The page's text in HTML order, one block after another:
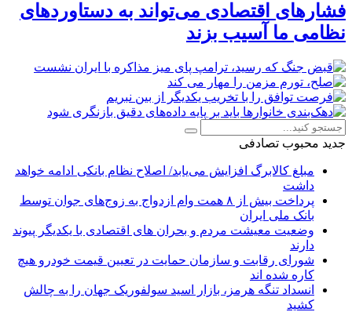
فشارهای اقتصادی می‌تواند به دستاوردهای
نظامی ما آسیب بزند
جدید محبوب تصادفی
مبلغ کالابرگ افزایش می‌یابد/ اصلاح نظام بانکی ادامه خواهد
داشت
پرداخت بیش از ۸ همت وام ازدواج به زوج‌های جوان توسط
بانک ملی ایران
وضعیت معیشت مردم و بحران های اقتصادی با یکدیگر پیوند
دارند
شورای رقابت و سازمان حمایت در تعیین قیمت خودرو هیچ
کاره شده اند
انسداد تنگه هرمز، بازار اسید سولفوریک جهان را به چالش
کشید